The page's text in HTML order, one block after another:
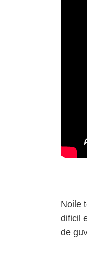
Noile
dificil
de